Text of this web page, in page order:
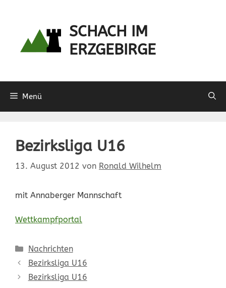
SCHACH IM
ERZGEBIRGE
Menü
Bezirksliga U16
13. August 2012 von Ronald Wilhelm
mit Annaberger Mannschaft
Wettkampfportal
Kategorien
Nachrichten
Bezirksliga U16
Bezirksliga U16